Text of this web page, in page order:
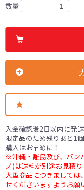
数量
入金確認後2日以内に発
限定品のため残りあと1
購入はお早めに！
※沖縄・離島及び、バン
ノ)は送料が別途お見積り
大型商品につきましては
せくださいますようお願